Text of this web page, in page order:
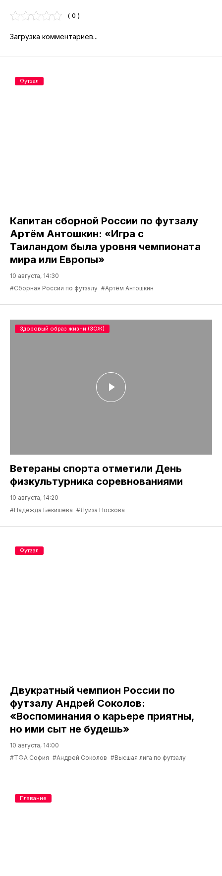
( 0 )
Загрузка комментариев...
Капитан сборной России по футзалу
Артём Антошкин: «Игра с
Таиландом была уровня чемпионата
мира или Европы»
10 августа, 14:30
#Сборная России по футзалу #Артём Антошкин
Футзал
Ветераны спорта отметили День
физкультурника соревнованиями
10 августа, 14:20
#Надежда Бекишева #Луиза Носкова
Здоровый образ жизни (ЗОЖ)
Двукратный чемпион России по
футзалу Андрей Соколов:
«Воспоминания о карьере приятны,
но ими сыт не будешь»
10 августа, 14:00
#ТФА София #Андрей Соколов #Высшая лига по футзалу
Футзал
Плавание